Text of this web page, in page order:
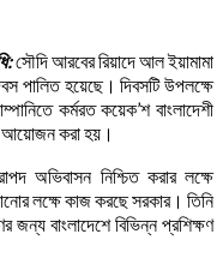
সৌদি আরবের রিয়াদে আল ইয়ামামা
পালিত হয়েছে। দিবসটি উপলক্ষে
কর্মরত কয়েক’শ বাংলাদেশী
আয়োজন করা হয়।
অভিবাসন নিশ্চিত করার লক্ষে
লক্ষে কাজ করছে সরকার। তিনি
জন্য বাংলাদেশে বিভিন্ন প্রশিক্ষণ